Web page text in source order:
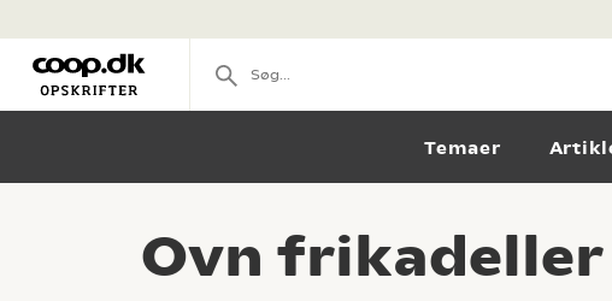
Temaer
Ovn